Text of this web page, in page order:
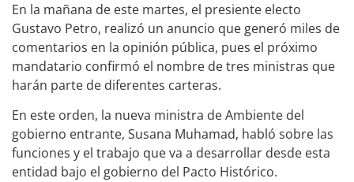
En la mañana de este martes, el presiente electo
Gustavo Petro, realizó un anuncio que generó miles de
comentarios en la opinión pública, pues el próximo
mandatario confirmó el nombre de tres ministras que
harán parte de diferentes carteras.
En este orden, la nueva ministra de Ambiente del
gobierno entrante, Susana Muhamad, habló sobre las
funciones y el trabajo que va a desarrollar desde esta
entidad bajo el gobierno del Pacto Histórico.